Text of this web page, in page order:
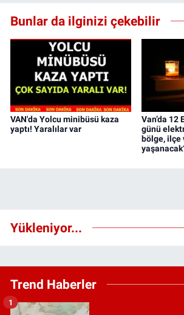
Bunlar da ilginizi çekebilir
VAN'da Yolcu minibüsü kaza
yaptı! Yaralılar var
Van’da 12
günü
bölge, ilçe
Yükleniyor...
Trend Haberler
1